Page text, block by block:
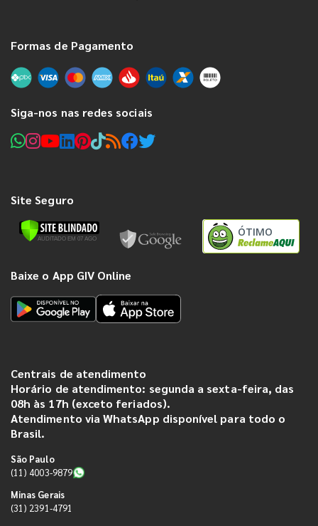
Formas de Pagamento
Siga-nos nas redes sociais
Site Seguro
ÓTIMO
Baixe o App GIV Online
Centrais de atendimento
Horário de atendimento: segunda a sexta-feira, das
08h às 17h (exceto feriados).
Atendimento via WhatsApp disponível para todo o
Brasil.
São Paulo
(11) 4003-9879
Minas Gerais
(31) 2391-4791